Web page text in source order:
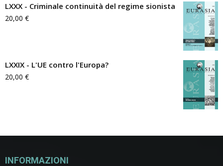
LXXX - Criminale continuità del regime sionista
20,00 €
LXXIX - L'UE contro l'Europa?
20,00 €
INFORMAZIONI